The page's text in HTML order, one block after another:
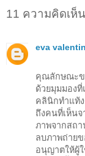
11 ความคิดเห็
eva
คุณลักษณะข
ด้วยมุมมอง
คลินิกทำแท้
ถึงคนที่เห็น
ภาพจากสถ
ลบภาพถ่าย
อนุญาตให้ผู้